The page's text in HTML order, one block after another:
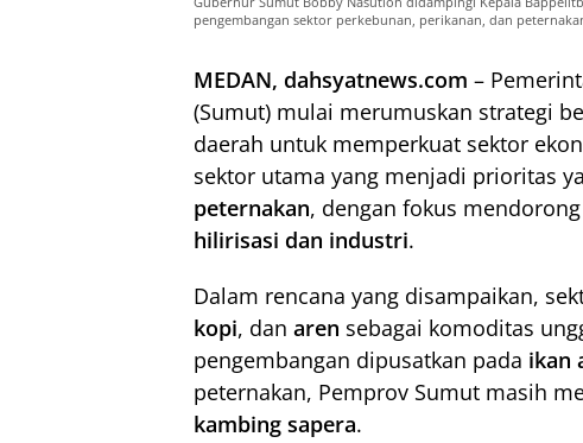
pengembangan sektor perkebunan, perikanan, dan
MEDAN, dahsyatnews.com –
(Sumut) mulai merumuskan strategi
daerah untuk memperkuat sektor
sektor utama yang menjadi prioritas
peternakan, dengan fokus
hilirisasi dan industri.
Dalam rencana yang disampaikan,
kopi, dan aren sebagai komoditas
pengembangan dipusatkan pada ikan
peternakan, Pemprov Sumut masih
kambing sapera.